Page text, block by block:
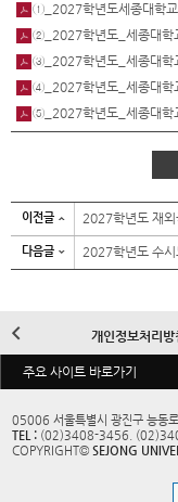
①_2027학년도세종대학
②_2027학년도_세종대학
③_2027학년도_세종대학교_모
④_2027학년도_세종대학
⑤_2027학년도_세종대학
이전글
다음글 2027학년도 수시
개인정보처리방
규정/예결산공
교내전화번호
주요 사이트 바로가기
05006 서울특별시 광진구 능동
TEL : (02)3408-3456.
COPYRIGHT© SEJONG